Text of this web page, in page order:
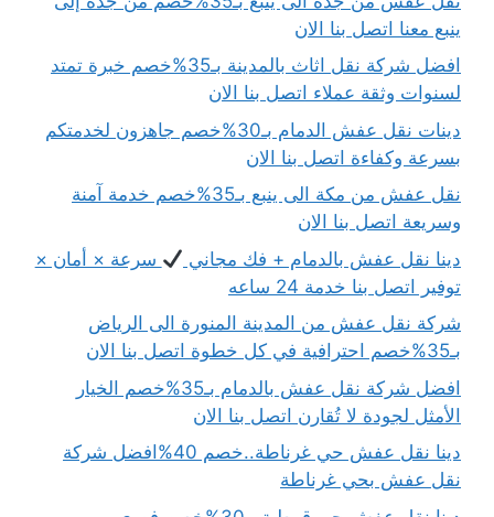
ينبع معنا اتصل بنا الان
افضل شركة نقل اثاث بالمدينة بـ35%خصم خبرة تمتد
لسنوات وثقة عملاء اتصل بنا الان
دينات نقل عفش الدمام بـ30%خصم جاهزون لخدمتكم
بسرعة وكفاءة اتصل بنا الان
نقل عفش من مكة الى ينبع بـ35%خصم خدمة آمنة
وسريعة اتصل بنا الان
دينا نقل عفش بالدمام + فك مجاني
سرعة × أمان ×
توفير اتصل بنا خدمة 24 ساعه
شركة نقل عفش من المدينة المنورة الى الرياض
بـ35%خصم احترافية في كل خطوة اتصل بنا الان
افضل شركة نقل عفش بالدمام بـ35%خصم الخيار
الأمثل لجودة لا تُقارن اتصل بنا الان
دينا نقل عفش حي غرناطة..خصم 40%افضل شركة
نقل عفش بحي غرناطة